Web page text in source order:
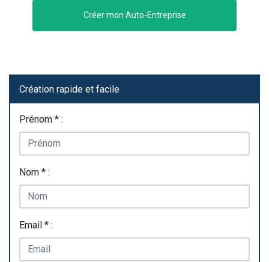
Créer mon Auto-Entreprise
Création rapide et facile
Prénom * :
Nom * :
Email * :